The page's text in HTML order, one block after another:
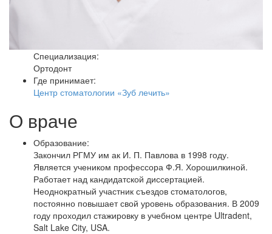
Специализация:
Ортодонт
Где принимает:
Центр стоматологии «Зуб лечить»
О враче
Образование:
Закончил РГМУ им ак И. П. Павлова в 1998 году.
Является учеником профессора Ф.Я. Хорошилкиной.
Работает над кандидатской диссертацией.
Неоднократный участник съездов стоматологов,
постоянно повышает свой уровень образования. В 2009
году проходил стажировку в учебном центре Ultradent,
Salt Lake City, USA.